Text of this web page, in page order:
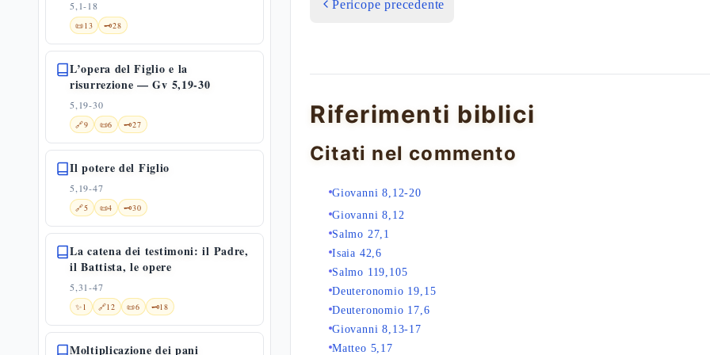
5,1-18
📜13 🗝️28
L’opera del Figlio e la
risurrezione — Gv 5,19-30
5,19-30
🔗9 📜6 🗝️27
Il potere del Figlio
5,19-47
🔗5 📜4 🗝️30
La catena dei testimoni: il Padre,
il Battista, le opere
5,31-47
✨1 🔗12 📜6 🗝️18
Moltiplicazione dei pani
Pericope precedente
Riferimenti biblici
Citati nel commento
Giovanni 8,12-20
Giovanni 8,12
Salmo 27,1
Isaia 42,6
Salmo 119,105
Deuteronomio 19,15
Deuteronomio 17,6
Giovanni 8,13-17
Matteo 5,17